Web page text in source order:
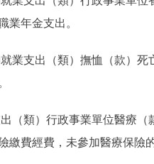
業年金支出。
業支出（類）撫恤（款）
（類）行政事業單位醫療
繳費經費，未參加醫療保險